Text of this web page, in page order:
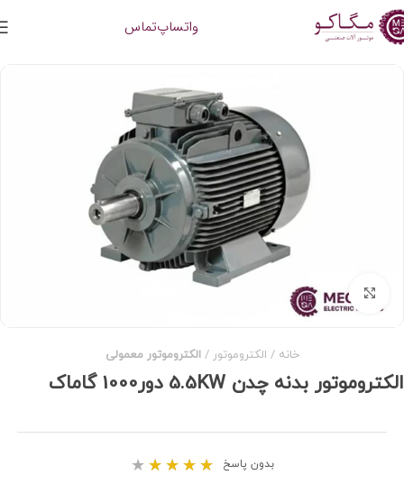
واتساپتماس
برای بزرگنمایی کلیک کنید
خانه الکتروموتور الکتروموتور معمولی
الکتروموتور بدنه چدن 5.5KW دور1000 گاماک
بدون پاسخ ★
★
★
★
★